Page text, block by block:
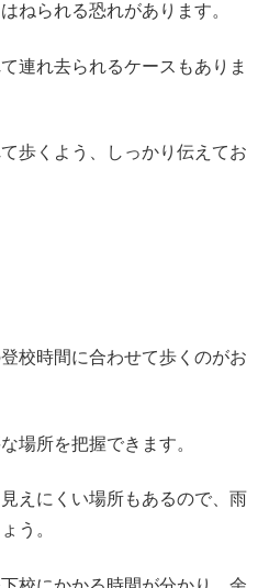
ねられる恐れがあります。
連れ去られるケースもありま
歩くよう、しっかり伝えてお
校時間に合わせて歩くのがお
場所を把握できます。
えにくい場所もあるので、雨
う。